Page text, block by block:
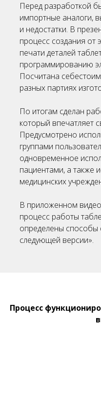
Перед разработкой
импортные аналоги,
и недостатки. В
процесс создания от
печати деталей
программированию
Посчитана
разных партиях
По итогам сделан
который впечатляет
Предусмотрено
группами
одновременное
пациентами, а также
медицинских
В приложенном
процесс работы
определены способы
следующей версии».
Процесс